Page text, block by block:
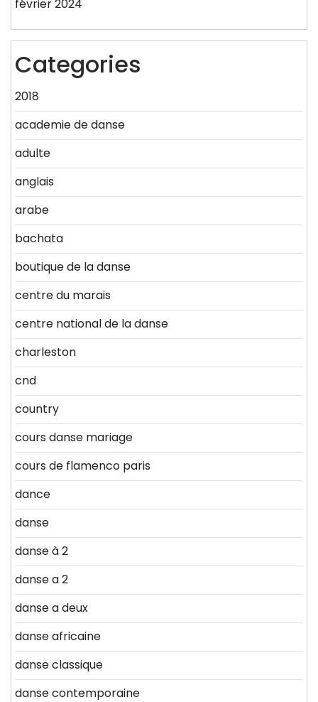
février 2024
Categories
2018
academie de danse
adulte
anglais
arabe
bachata
boutique de la danse
centre du marais
centre national de la danse
charleston
cnd
country
cours danse mariage
cours de flamenco paris
dance
danse
danse à 2
danse a 2
danse a deux
danse africaine
danse classique
danse contemporaine